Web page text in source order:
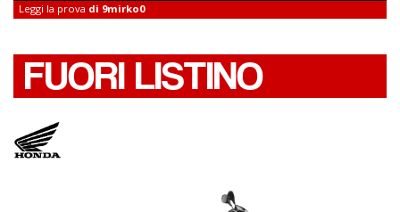
Leggi la prova di 9mirko0
FUORI LISTINO